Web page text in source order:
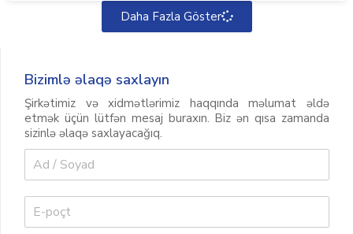
Daha Fazla Göster
Bizimlə əlaqə saxlayın
Şirkətimiz və xidmətlərimiz haqqında məlumat əldə
etmək üçün lütfən mesaj buraxın. Biz ən qısa zamanda
sizinlə əlaqə saxlayacağıq.